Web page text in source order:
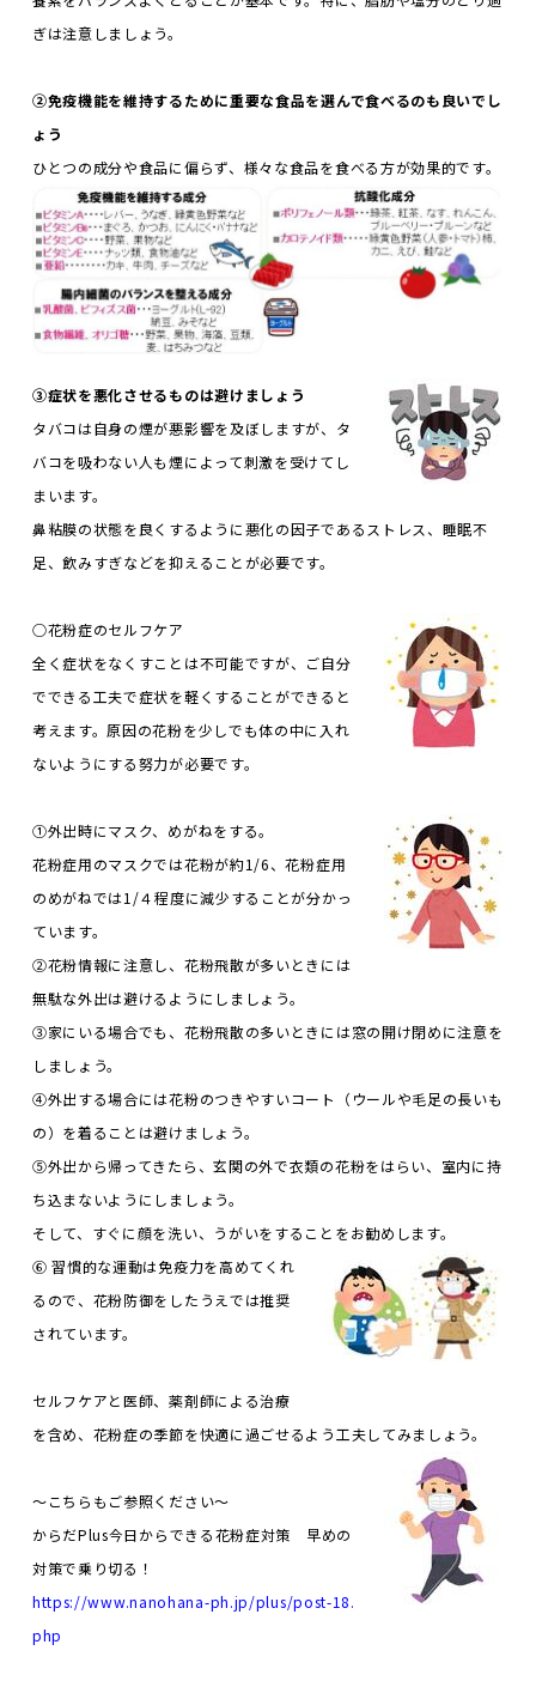
ぎは注意しましょう。
②免疫機能を維持するために重要な食品を選んで食べるのも良いでし
ょう
ひとつの成分や食品に偏らず、様々な食品を食べる方が効果的です。
③症状を悪化させるものは避けましょう
タバコは自身の煙が悪影響を及ぼしますが、タ
バコを吸わない人も煙によって刺激を受けてし
まいます。
鼻粘膜の状態を良くするように悪化の因子であるストレス、睡眠不
足、飲みすぎなどを抑えることが必要です。
○花粉症のセルフケア
全く症状をなくすことは不可能ですが、ご自分
でできる工夫で症状を軽くすることができると
考えます。原因の花粉を少しでも体の中に入れ
ないようにする努力が必要です。
①外出時にマスク、めがねをする。
花粉症用のマスクでは花粉が約1/6、花粉症用
のめがねでは1/４程度に減少することが分かっ
ています。
②花粉情報に注意し、花粉飛散が多いときには
無駄な外出は避けるようにしましょう。
③家にいる場合でも、花粉飛散の多いときには窓の開け閉めに注意を
しましょう。
④外出する場合には花粉のつきやすいコート（ウールや毛足の長いも
の）を着ることは避けましょう。
⑤外出から帰ってきたら、玄関の外で衣類の花粉をはらい、室内に持
ち込まないようにしましょう。
そして、すぐに顔を洗い、うがいをすることをお勧めします。
⑥ 習慣的な運動は免疫力を高めてくれ
るので、花粉防御をしたうえでは推奨
されています。
セルフケアと医師、薬剤師による治療
を含め、花粉症の季節を快適に過ごせるよう工夫してみましょう。
～こちらもご参照ください～
からだPlus今日からできる花粉症対策 早めの
対策で乗り切る！
https://www.nanohana-ph.jp/plus/post-18.
php